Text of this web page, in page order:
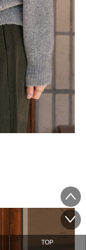
TOP